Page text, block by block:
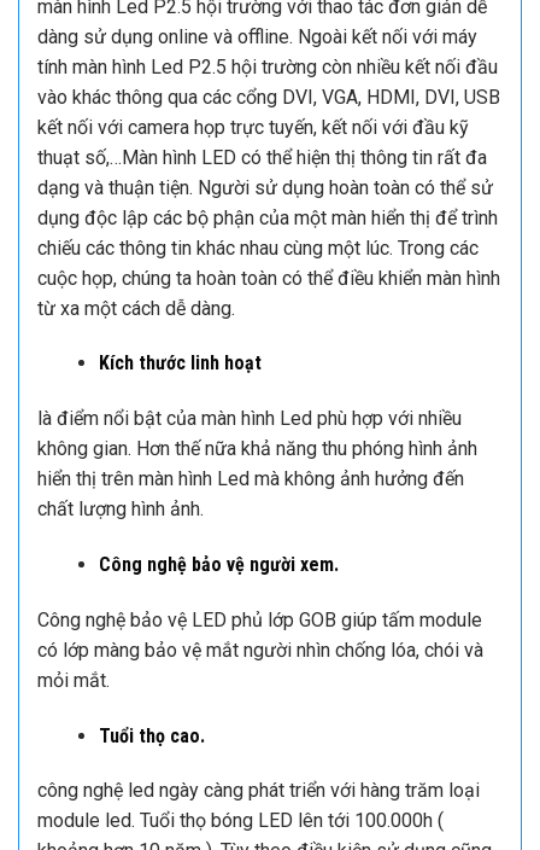
nét). Độ phân giải của module là 4096 trong khi số pixel
trên m2 là 160.000. Nhờ vào mật độ điểm ảnh dày, các
bóng đèn LED được thiết kế gần nhau nên hình ảnh trình
chiếu trên màn hình luôn có chất lượng cao, chân thực.
Trình chiếu đơn giản, dễ dàng sử dụng
màn hình Led P2.5 hội trường với thao tác đơn giản dễ
dàng sử dụng online và offline. Ngoài kết nối với máy
tính màn hình Led P2.5 hội trường còn nhiều kết nối đầu
vào khác thông qua các cổng DVI, VGA, HDMI, DVI, USB
thuạt số,…Màn hình LED có thể hiện thị thông tin rất đa
dạng và thuận tiện. Người sử dụng hoàn toàn có thể sử
dụng độc lập các bộ phận của một màn hiển thị để trình
chiếu các thông tin khác nhau cùng một lúc. Trong các
cuộc họp, chúng ta hoàn toàn có thể điều khiển màn hình
từ xa một cách dễ dàng.
Kích thước linh hoạt
là điểm nổi bật của màn hình Led phù hợp với nhiều
không gian. Hơn thế nữa khả năng thu phóng hình ảnh
hiển thị trên màn hình Led mà không ảnh hưởng đến
chất lượng hình ảnh.
Công nghệ bảo vệ người xem.
Công nghệ bảo vệ LED phủ lớp GOB giúp tấm module